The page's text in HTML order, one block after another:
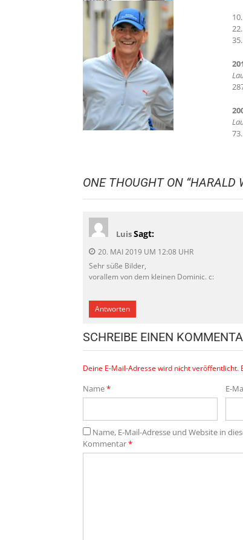
ONE THOUGHT ON “HARALD
LuisSagt:
20. MAI 2019 UM 12:08 UHR
Sehr süße Bilder,
vorallem von dem kleinen Dominic. c:
Antworten
SCHREIBE EINEN
Deine E-Mail-Adresse wird nicht veröffentlicht.
Name* E-
Name, E-Mail-Adresse und Website in
Kommentar*